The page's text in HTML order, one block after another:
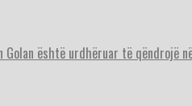
Golan është urdhëruar të